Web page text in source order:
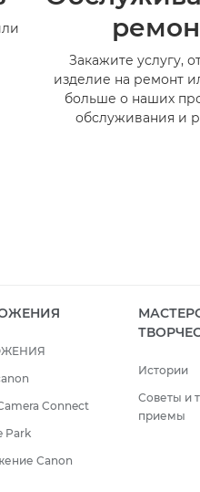
Закажите услугу,
изделие на ремонт
больше о наших
обслуживания и
Connect
Park
Canon
Истории
Советы и
приемы